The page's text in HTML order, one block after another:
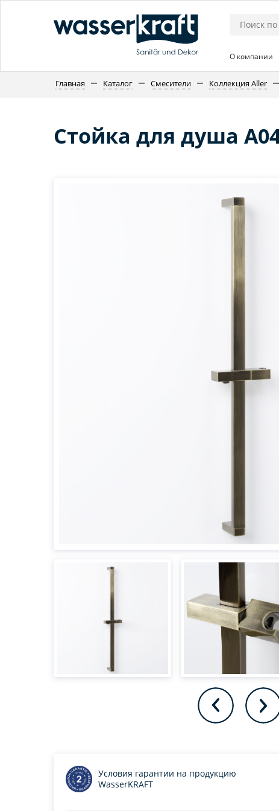
О компании
Главная Каталог Смесители Коллекция Aller
Стойка для душа
Условия гарантии на продукцию
WasserKRAFT